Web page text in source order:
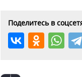
Поделитесь в